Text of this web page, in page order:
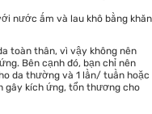
nước ấm và lau khô bằng khăn
toàn thân, vì vậy không nên
Bên cạnh đó, bạn chỉ nên
da thường và 1 lần/ tuần hoặc
gây kích ứng, tổn thương cho